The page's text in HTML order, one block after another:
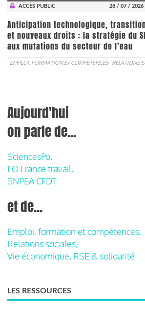
ACCÈS PUBLIC 28 / 07 / 2026
Anticipation technologique,
et nouveaux droits : la stratégie du
aux mutations du secteur de l’eau
EMPLOI, FORMATION ET COMPÉTENCES RELATIONS
Aujourd'hui
on parle de...
SciencesPo,
FO France travail,
SNPEA CFDT
et de...
Emploi, formation et compétences,
Relations sociales,
Vie économique, RSE & solidarité
LES RESSOURCES